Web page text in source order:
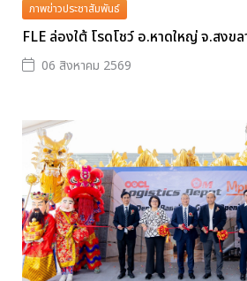
ภาพข่าวประชาสัมพันธ์
FLE ล่องใต้ โรดโชว์ อ.หาดใหญ่ จ.สงข
06 สิงหาคม 2569